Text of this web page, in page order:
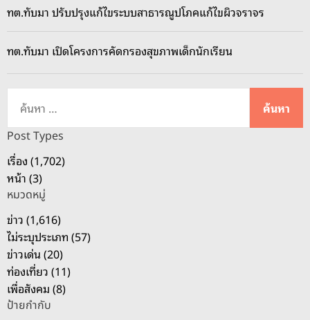
ทต.ทับมา ปรับปรุงแก้ไขระบบสาธารณูปโภคแก้ไขผิวจราจร
ทต.ทับมา เปิดโครงการคัดกรองสุขภาพเด็กนักเรียน
ห
สำ
ห
รั
บ
:
Post Types
เรื่อง (1,702)
หน้า (3)
หมวดหมู่
ข่าว (1,616)
ไม่ระบุประเภท (57)
ข่าวเด่น (20)
ท่องเที่ยว (11)
เพื่อสังคม (8)
ป้ายกำกับ